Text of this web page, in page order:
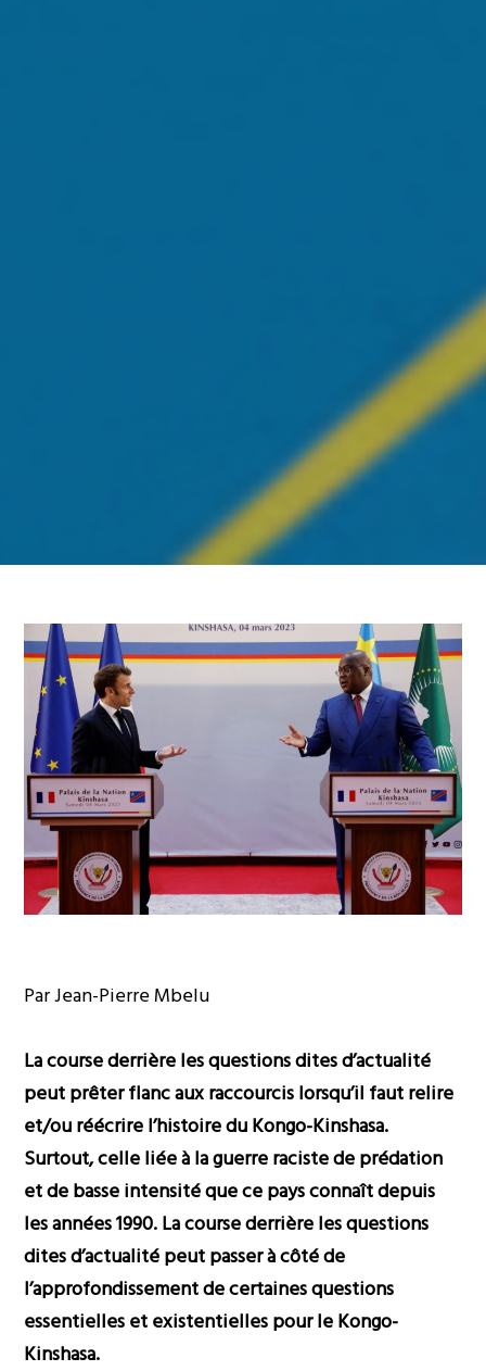
Par Jean-Pierre Mbelu
La course derrière les questions dites d’actualité
peut prêter flanc aux raccourcis lorsqu’il faut relire
et/ou réécrire l’histoire du Kongo-Kinshasa.
Surtout, celle liée à la guerre raciste de prédation
et de basse intensité que ce pays connaît depuis
les années 1990. La course derrière les questions
dites d’actualité peut passer à côté de
l’approfondissement de certaines questions
essentielles et existentielles pour le Kongo-
Kinshasa.